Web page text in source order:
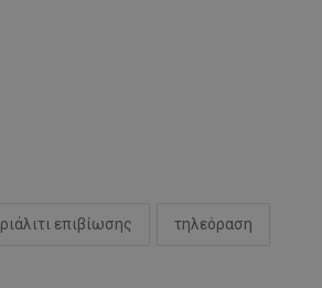
ριάλιτι επιβίωσης τηλεόραση